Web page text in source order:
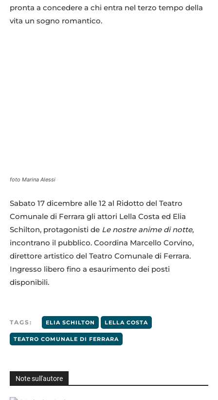
pronta a concedere a chi entra nel terzo tempo della
vita un sogno romantico.
foto Marina Alessi
Sabato 17 dicembre alle 12 al Ridotto del Teatro
Comunale di Ferrara gli attori Lella Costa ed Elia
Schilton, protagonisti de Le nostre anime di notte,
incontrano il pubblico. Coordina Marcello Corvino,
direttore artistico del Teatro Comunale di Ferrara.
Ingresso libero fino a esaurimento dei posti
disponibili.
TAGS: ELIA SCHILTON LELLA COSTA
TEATRO COMUNALE DI FERRARA
Note sull'autore